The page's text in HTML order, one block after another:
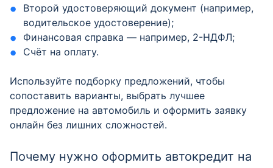
Второй удостоверяющий документ (например,
водительское удостоверение);
Финансовая справка — например, 2-НДФЛ;
Счёт на оплату.
Используйте подборку предложений, чтобы
сопоставить варианты, выбрать лучшее
предложение на автомобиль и оформить заявку
онлайн без лишних сложностей.
Почему нужно оформить автокредит на